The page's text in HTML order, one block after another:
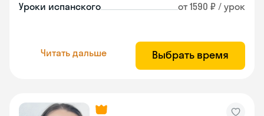
Уроки испанского от 1590 ₽ / урок
Читать дальше Выбрать время